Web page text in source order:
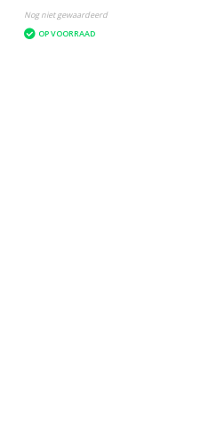
Wandmontage
Nog niet gewaardeerd
OP VOORRAAD